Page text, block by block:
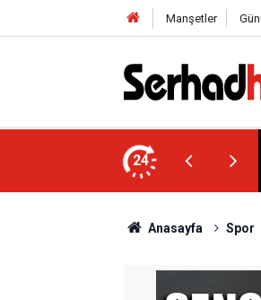
Manşetler
24
Gökalp Eğitim Fakültesi Yeni
Anasayfa Spor